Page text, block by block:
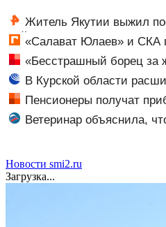
Житель Якутии выжил
тайге«Салават Юлаев» и СКА
«Бесстрашный борец за
прощаются с
категории
В Курской области
аккумуляторов для авто
Пенсионеры получат
дополнительные выплаты с
Ветеринар объяснила,
Новости smi2.ru
Загрузка...